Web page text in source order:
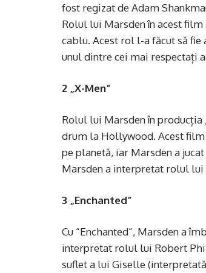
fost regizat de Adam
Rolul lui Marsden în acest
cablu. Acest rol l-a făcut să
unul dintre cei mai respectați
2 „X-Men”
Rolul lui Marsden în producția
drum la Hollywood. Acest
pe planetă, iar Marsden a
Marsden a interpretat rolul
3 „Enchanted”
Cu “Enchanted”, Marsden a
interpretat rolul lui Robert
suflet a lui Giselle